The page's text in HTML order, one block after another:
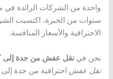
واحدة من الشركات الرائدة
سنوات من الخبرة، اكتسبت
الاحترافية والأسعار المنافسة.
نحن في نقل عفش من جدة إلى
نقل عفش احترافية من جدة